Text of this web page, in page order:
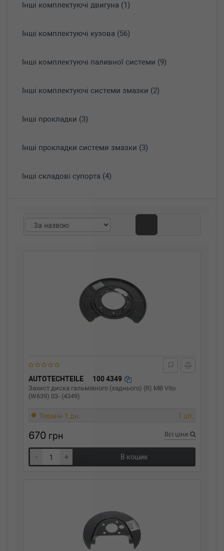
Інші комплектуючі двигуна (1)
Інші комплектуючі кузова (56)
Інші комплектуючі паливної системи (9)
Інші комплектуючі системи змазки (2)
Інші прокладки (3)
Інші прокладки системи змазки (3)
Інші складові супорта (4)
AUTOTECHTEILE 100 4349
Захист диска гальмівного (заднього) (R) MB Vito
(W639) 03- (4349)
Термін 1 дн. 1 шт.
670 грн Всі ціни
- + В кошик